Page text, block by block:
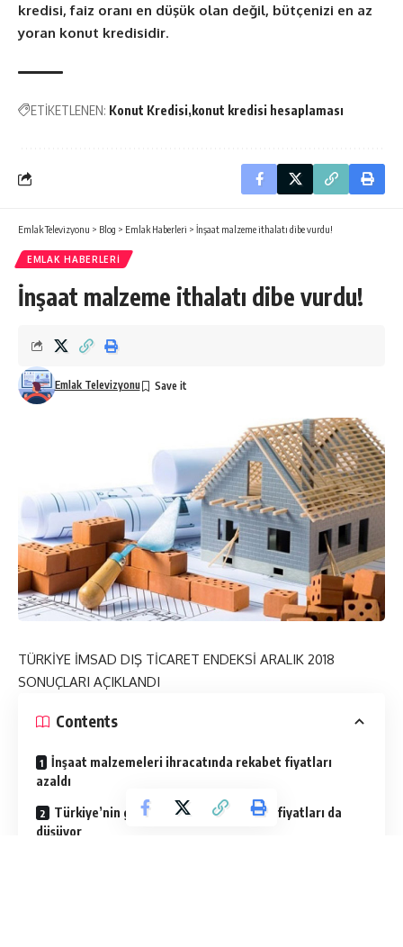
kredisi, faiz oranı en düşük olan değil, bütçenizi en az
yoran konut kredisidir.
ETİKETLENEN: Konut Kredisi konut kredisi hesaplaması
Emlak Televizyonu > Blog > Emlak Haberleri > İnşaat malzeme ithalatı dibe vurdu!
EMLAK HABERLERI
İnşaat malzeme ithalatı dibe vurdu!
Emlak Televizyonu
TÜRKİYE İMSAD DIŞ TİCARET ENDEKSİ ARALIK 2018
SONUÇLARI AÇIKLANDI
Contents
İnşaat malzemeleri ihracatında rekabet fiyatları
azaldı
Türkiye’nin genel sanayi ihracat birim fiyatları da
düşüyor